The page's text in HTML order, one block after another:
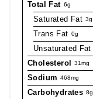
Total Fat 6g
Saturated Fat 3g
Trans Fat 0g
Unsaturated Fat
Cholesterol 31mg
Sodium 468mg
Carbohydrates 8g